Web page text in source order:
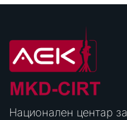
Национален центар за